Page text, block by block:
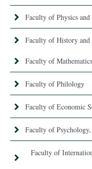
Faculty of Physics
Faculty of History and
Faculty of
Faculty of Philology
Faculty of Economic
Faculty of
Faculty of